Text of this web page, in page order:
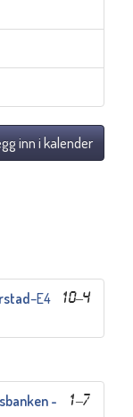
inn i kalender
10–4
–E4
1–7
-